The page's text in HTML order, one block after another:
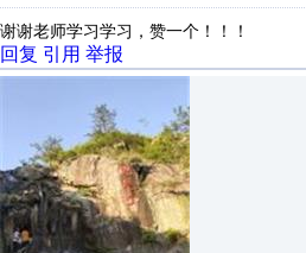
谢谢老师学习学习，赞一个！！！
回复 引用 举报